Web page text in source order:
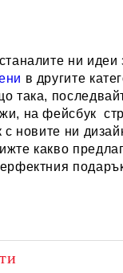
ни
в другите
така,
на фейсбук
с новите ни
какво